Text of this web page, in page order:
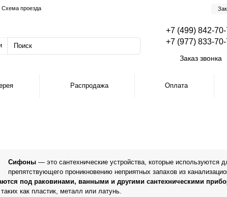
Схема проезда
+7 (499) 842-
+7 (977) 833-
Заказ звонка
Распродажа Оплата
Сифоны — это сантехнические устройства, которые используются
препятствующего проникновению неприятных запахов из
под раковинами, ванными и другими сантехническими
как пластик, металл или латунь.